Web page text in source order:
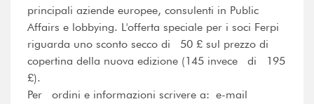
principali aziende europee, consulenti in Public
Affairs e lobbying. L'offerta speciale per i soci Ferpi
riguarda uno sconto secco di 50 £ sul prezzo di
copertina della nuova edizione (145 invece di 195
£).
Per ordini e informazioni scrivere a: e-mail